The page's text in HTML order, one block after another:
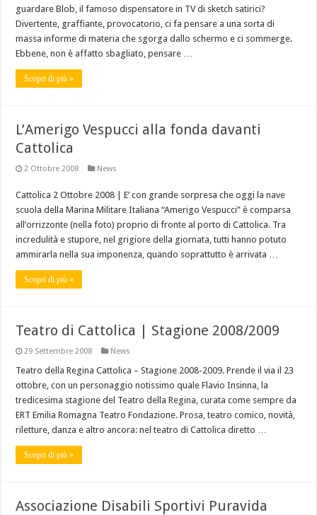
guardare Blob, il famoso dispensatore in TV di sketch satirici?
Divertente, graffiante, provocatorio, ci fa pensare a una sorta di
massa informe di materia che sgorga dallo schermo e ci sommerge.
Ebbene, non è affatto sbagliato, pensare …
Scopri di più »
L’Amerigo Vespucci alla fonda davanti
Cattolica
2 Ottobre 2008 News
Cattolica 2 Ottobre 2008 | E’ con grande sorpresa che oggi la nave
scuola della Marina Militare Italiana “Amerigo Vespucci” è comparsa
all’orrizzonte (nella foto) proprio di fronte al porto di Cattolica. Tra
incredulità e stupore, nel grigiore della giornata, tutti hanno potuto
ammirarla nella sua imponenza, quando soprattutto è arrivata …
Scopri di più »
Teatro di Cattolica | Stagione 2008/2009
29 Settembre 2008 News
Teatro della Regina Cattolica – Stagione 2008-2009. Prende il via il 23
ottobre, con un personaggio notissimo quale Flavio Insinna, la
tredicesima stagione del Teatro della Regina, curata come sempre da
ERT Emilia Romagna Teatro Fondazione. Prosa, teatro comico, novità,
riletture, danza e altro ancora: nel teatro di Cattolica diretto …
Scopri di più »
Associazione Disabili Sportivi Puravida